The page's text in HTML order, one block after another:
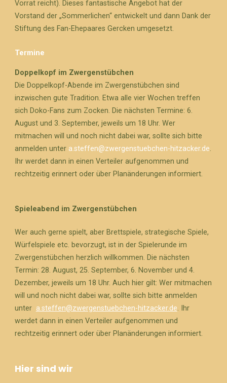
Vorrat reicht). Dieses fantastische Angebot hat der
Vorstand der „Sommerlichen“ entwickelt und dann Dank der
Stiftung des Fan-Ehepaares Gercken umgesetzt.
Termine
Doppelkopf im Zwergenstübchen
Die Doppelkopf-Abende im Zwergenstübchen sind
inzwischen gute Tradition. Etwa alle vier Wochen treffen
sich Doko-Fans zum Zocken. Die nächsten Termine: 6.
August und 3. September, jeweils um 18 Uhr. Wer
mitmachen will und noch nicht dabei war, sollte sich bitte
anmelden unter a.steffen@zwergenstuebchen-hitzacker.de.
Ihr werdet dann in einen Verteiler aufgenommen und
rechtzeitig erinnert oder über Planänderungen informiert.
Spieleabend im Zwergenstübchen
Wer auch gerne spielt, aber Brettspiele, strategische Spiele,
Würfelspiele etc. bevorzugt, ist in der Spielerunde im
Zwergenstübchen herzlich willkommen. Die nächsten
Termin: 28. August, 25. September, 6. November und 4.
Dezember, jeweils um 18 Uhr. Auch hier gilt: Wer mitmachen
will und noch nicht dabei war, sollte sich bitte anmelden
unter a.steffen@zwergenstuebchen-hitzacker.de. Ihr
werdet dann in einen Verteiler aufgenommen und
rechtzeitig erinnert oder über Planänderungen informiert.
Hier sind wir